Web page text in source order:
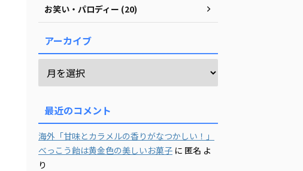
お笑い・パロディー (20)
アーカイブ
最近のコメント
海外「甘味とカラメルの香りがなつかしい！」
べっこう飴は黄金色の美しいお菓子 に 匿名 よ
り